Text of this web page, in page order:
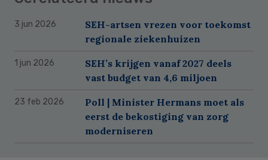
3 jun 2026
SEH-artsen vrezen voor toekomst
regionale ziekenhuizen
1 jun 2026
SEH’s krijgen vanaf 2027 deels
vast budget van 4,6 miljoen
23 feb 2026
Poll | Minister Hermans moet als
eerst de bekostiging van zorg
moderniseren